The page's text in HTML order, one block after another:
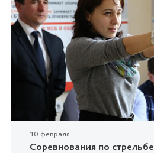
10 февраля
Соревнования по стрельбе